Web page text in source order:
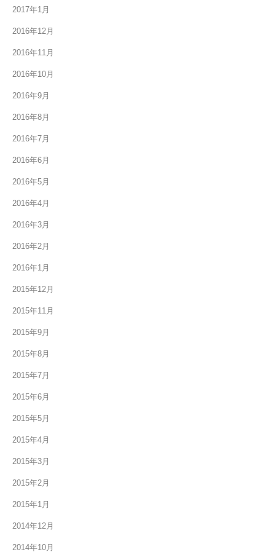
2017年1月
2016年12月
2016年11月
2016年10月
2016年9月
2016年8月
2016年7月
2016年6月
2016年5月
2016年4月
2016年3月
2016年2月
2016年1月
2015年12月
2015年11月
2015年9月
2015年8月
2015年7月
2015年6月
2015年5月
2015年4月
2015年3月
2015年2月
2015年1月
2014年12月
2014年10月